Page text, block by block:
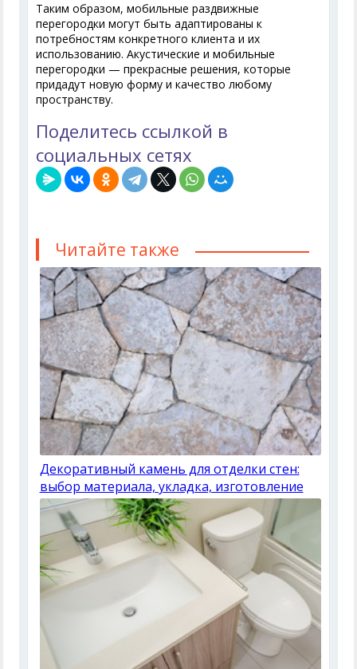
Таким образом, мобильные раздвижные
перегородки могут быть адаптированы к
потребностям конкретного клиента и их
использованию. Акустические и мобильные
перегородки — прекрасные решения, которые
придадут новую форму и качество любому
пространству.
Поделитесь ссылкой в
социальных сетях
Читайте также
Декоративный камень для отделки стен:
выбор материала, укладка, изготовление